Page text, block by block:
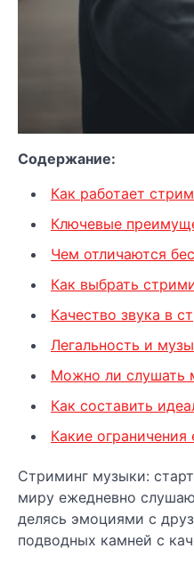
Содержание:
Как работает
Ключевые
Чем отличаются
Как выбрать
Качество звука в
Легальность и
Можно ли слушать
Как составить
Какие ограничения
Стриминг музыки:
миру ежедневно
делясь эмоциями с
подводных камней с